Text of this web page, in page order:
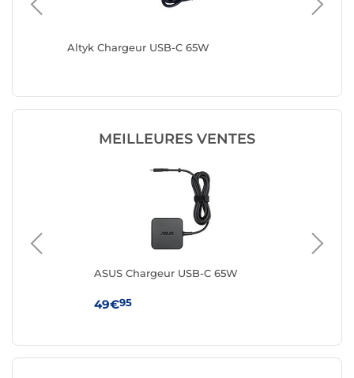
Altyk Chargeur USB-C 65W
MEILLEURES VENTES
ASUS Chargeur USB-C 65W
49€95